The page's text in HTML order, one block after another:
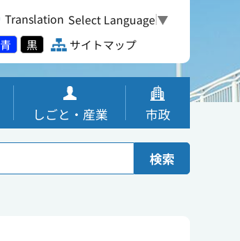
Translation Select Language▼
青 黒 サイトマップ
しごと・産業 市政
検索